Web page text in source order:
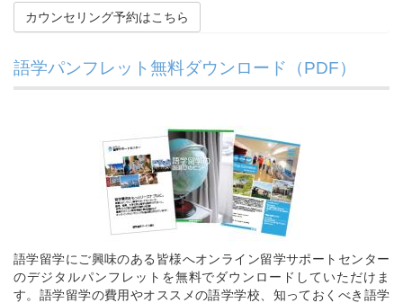
カウンセリング予約はこちら
語学パンフレット無料ダウンロード（PDF）
語学留学にご興味のある皆様へオンライン留学サポートセンター
のデジタルパンフレットを無料でダウンロードしていただけま
す。語学留学の費用やオススメの語学学校、知っておくべき語学